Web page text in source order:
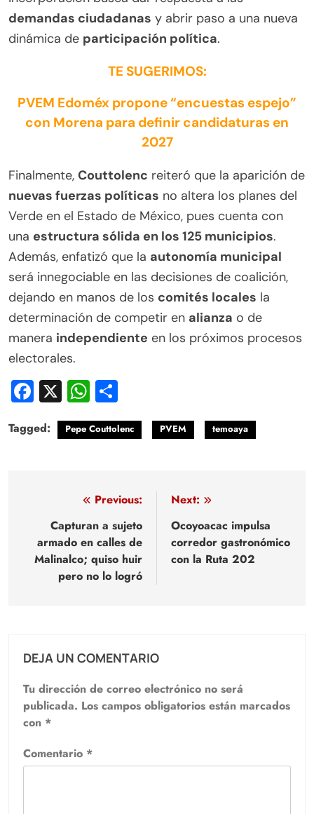
demandas ciudadanas y abrir paso a una nueva
dinámica de participación política.
TE SUGERIMOS:
PVEM Edoméx propone “encuestas espejo”
con Morena para definir candidaturas en
2027
Finalmente, Couttolenc reiteró que la aparición de
nuevas fuerzas políticas no altera los planes del
Verde en el Estado de México, pues cuenta con
una estructura sólida en los 125 municipios.
Además, enfatizó que la autonomía municipal
será innegociable en las decisiones de coalición,
dejando en manos de los comités locales la
determinación de competir en alianza o de
manera independiente en los próximos procesos
electorales.
Facebook
X WhatsApp
Tagged: Pepe Couttolenc PVEM temoaya
Navegación
entradas
Previous:
Capturan a sujeto
armado en calles de
Malinalco; quiso huir
pero no lo logró
Next:
Ocoyoacac impulsa
corredor gastronómico
con la Ruta 202
DEJA UN COMENTARIO
Tu dirección de correo electrónico no será
publicada. Los campos obligatorios están marcados
con *
Comentario *